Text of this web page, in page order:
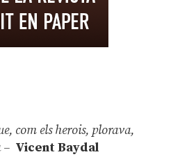
com els herois, plorava,
– Vicent Baydal